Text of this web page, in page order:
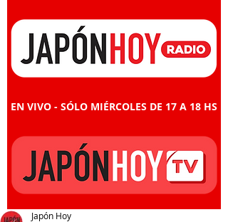
EN VIVO - SÓLO MIÉRCOLES DE 17 A 18 HS
Japón Hoy